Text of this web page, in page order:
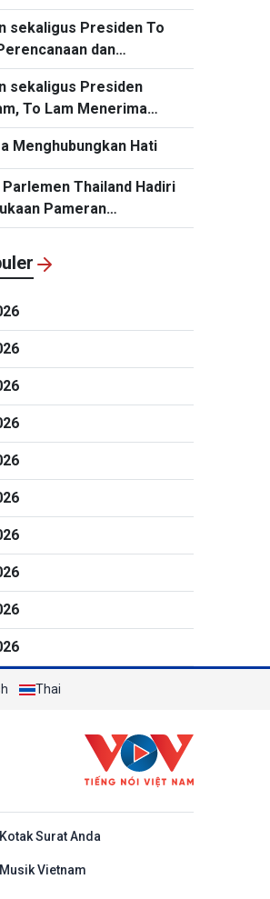
Nasional
sekaligus Presiden To
dan
Pengembangan
Harus Diperbarui
sekaligus Presiden
To Lam Menerima
Komando Pasifik AS,
Paparo
Menghubungkan Hati
Parlemen Thailand Hadiri
Pameran
HUT ke-50
Diplomatik Vietnam-
Thai
Kotak Surat Anda
Musik Vietnam